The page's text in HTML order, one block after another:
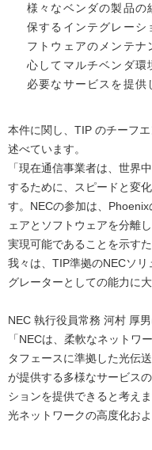
様々なベンダの製品の
保するインテグレーシ
フトウェアのメンテ
心してマルチベンダ環
必要なサービスを提供
本件に関し、TIP のチーフ
述べています。
「現在通信事業者は、世界
するために、スピードと変
す。NECの参加は、
ェアとソフトウェアを分離
実現可能であることを示す
我々は、TIP準拠のNECソ
グレーターとしての能力に
NEC 執行役員常務 河村 厚
「NECは、柔軟なネットワ
タフェースに準拠した光伝
が提供する多様なサービス
ションを提供できると考え
光ネットワークの高度化お